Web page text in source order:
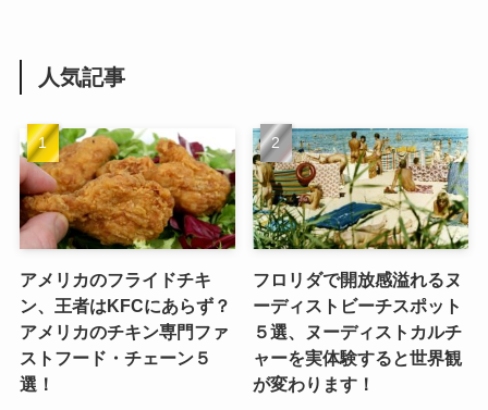
人気記事
アメリカのフライドチキ
ン、王者はKFCにあらず？
アメリカのチキン専門ファ
ストフード・チェーン５
選！
フロリダで開放感溢れるヌ
ーディストビーチスポット
５選、ヌーディストカルチ
ャーを実体験すると世界観
が変わります！